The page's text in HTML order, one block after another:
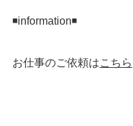
◾information◾
お仕事のご依頼はこちら